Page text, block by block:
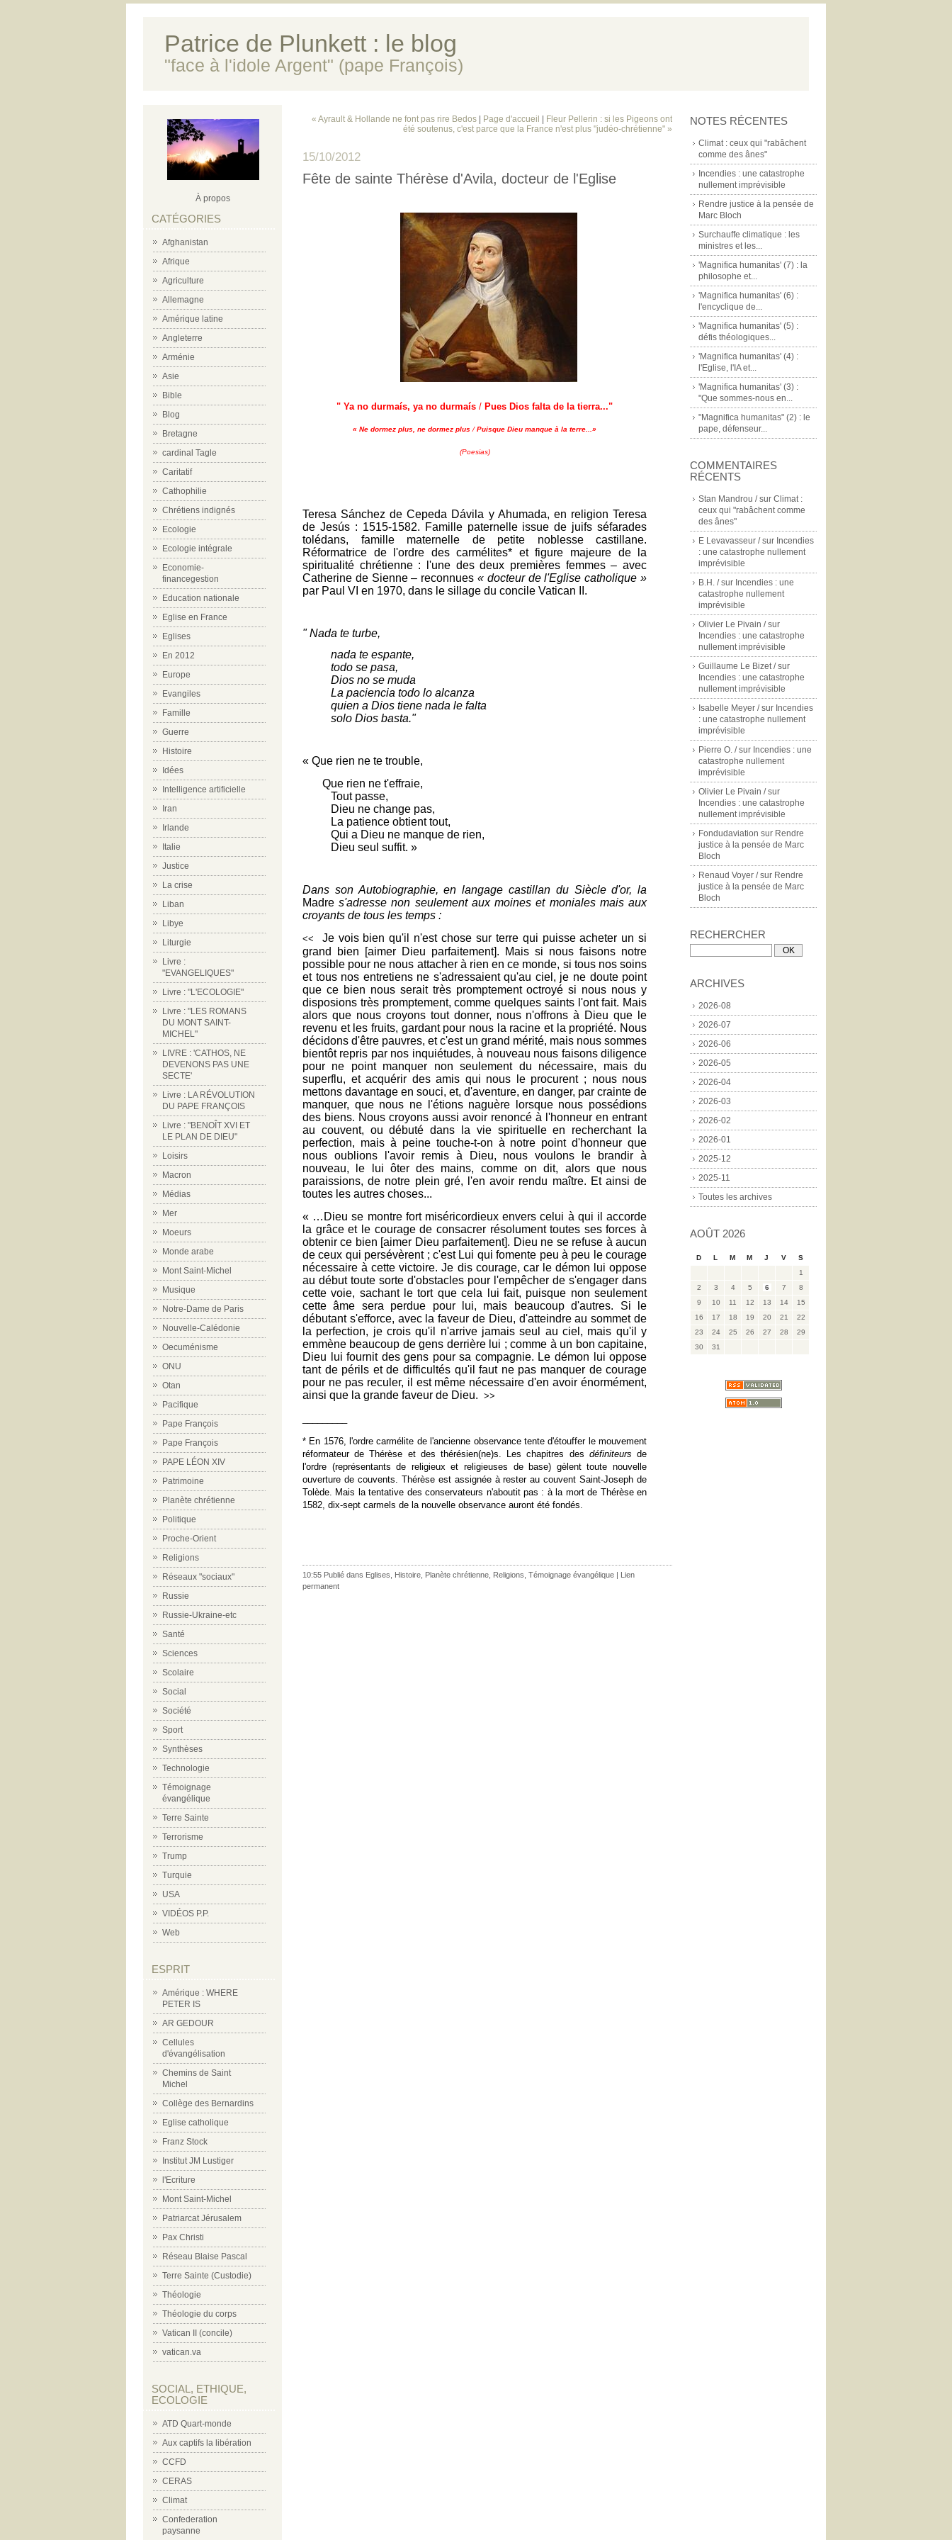
Patrice de Plunkett : le blog
"face à l'idole Argent" (pape François)
À propos
CATÉGORIES
Afghanistan
Afrique
Agriculture
Allemagne
Amérique latine
Angleterre
Arménie
Asie
Bible
Blog
Bretagne
cardinal Tagle
Caritatif
Cathophilie
Chrétiens indignés
Ecologie
Ecologie intégrale
Economie-
financegestion
Education nationale
Eglise en France
Eglises
En 2012
Europe
Evangiles
Famille
Guerre
Histoire
Idées
Intelligence artificielle
Iran
Irlande
Italie
Justice
La crise
Liban
Libye
Liturgie
Livre :
"EVANGELIQUES"
Livre : "L'ECOLOGIE"
Livre : "LES ROMANS
DU MONT SAINT-
MICHEL"
LIVRE : 'CATHOS, NE
DEVENONS PAS UNE
SECTE'
Livre : LA RÉVOLUTION
DU PAPE FRANÇOIS
Livre : "BENOÎT XVI ET
LE PLAN DE DIEU"
Loisirs
Macron
Médias
Mer
Moeurs
Monde arabe
Mont Saint-Michel
Musique
Notre-Dame de Paris
Nouvelle-Calédonie
Oecuménisme
ONU
Otan
Pacifique
Pape François
Pape François
PAPE LÉON XIV
Patrimoine
Planète chrétienne
Politique
Proche-Orient
Religions
Réseaux "sociaux"
Russie
Russie-Ukraine-etc
Santé
Sciences
Scolaire
Social
Société
Sport
Synthèses
Technologie
Témoignage
évangélique
Terre Sainte
Terrorisme
Trump
Turquie
USA
VIDÉOS P.P.
Web
ESPRIT
Amérique : WHERE
PETER IS
AR GEDOUR
Cellules
d'évangélisation
Chemins de Saint
Michel
Collège des Bernardins
Eglise catholique
Franz Stock
Institut JM Lustiger
l'Ecriture
Mont Saint-Michel
Patriarcat Jérusalem
Pax Christi
Réseau Blaise Pascal
Terre Sainte (Custodie)
Théologie
Théologie du corps
Vatican II (concile)
vatican.va
SOCIAL, ETHIQUE,
ECOLOGIE
ATD Quart-monde
Aux captifs la libération
CCFD
CERAS
Climat
Confederation
paysanne
NOTES RÉCENTES
Climat : ceux qui "rabâchent
comme des ânes"
Incendies : une catastrophe
nullement imprévisible
Rendre justice à la pensée de
Marc Bloch
Surchauffe climatique : les
ministres et les...
'Magnifica humanitas' (7) : la
philosophe et...
'Magnifica humanitas' (6) :
l'encyclique de...
'Magnifica humanitas' (5) :
défis théologiques...
'Magnifica humanitas' (4) :
l'Eglise, l'IA et...
'Magnifica humanitas' (3) :
"Que sommes-nous en...
"Magnifica humanitas" (2) : le
pape, défenseur...
COMMENTAIRES
RÉCENTS
Stan Mandrou /sur Climat :
ceux qui "rabâchent comme
des ânes"
E Levavasseur /sur Incendies
: une catastrophe nullement
imprévisible
B.H. /sur Incendies : une
catastrophe nullement
imprévisible
Olivier Le Pivain /sur
Incendies : une catastrophe
nullement imprévisible
Guillaume Le Bizet /sur
Incendies : une catastrophe
nullement imprévisible
Isabelle Meyer /sur Incendies
: une catastrophe nullement
imprévisible
Pierre O. /sur Incendies : une
catastrophe nullement
imprévisible
Olivier Le Pivain /sur
Incendies : une catastrophe
nullement imprévisible
Fondudaviation sur Rendre
justice à la pensée de Marc
Bloch
Renaud Voyer /sur Rendre
justice à la pensée de Marc
Bloch
RECHERCHER
ARCHIVES
2026-08
2026-07
2026-06
2026-05
2026-04
2026-03
2026-02
2026-01
2025-12
2025-11
Toutes les archives
AOÛT 2026
D L M M J V
S
1
2
3 4 5 6 7
8
9
10 11 12 13 14
15
16
17 18 19 20 21
22
23
24 25 26 27 28
29
30
31
« Ayrault & Hollande ne font pas rire Bedos Page d'accueil
Fleur Pellerin : si les Pigeons ont
été soutenus, c'est parce que la France n'est plus "judéo-chrétienne" »
15/10/2012
Fête de sainte Thérèse d'Avila, docteur de l'Eglise
" Ya no durmaís, ya nodurmaís / Pues Dios falta de la tierra..."
« Ne dormez plus, ne dormez plus /Puisque Dieu manque à la terre...»
(Poesias)
Teresa Sánchez de Cepeda Dávila y Ahumada, en religion Teresa
de Jesús : 1515-1582. Famille paternelle issue de juifs séfarades
tolédans, famille maternelle de petite noblesse castillane.
Réformatrice de l'ordre des carmélites* et figure majeure de la
spiritualité chrétienne : l'une des deux premières femmes – avec
Catherine de Sienne – reconnues« docteur de l'Eglise catholique »
par Paul VI en 1970, dans le sillage du concile Vatican II.
"Nada te turbe,
nada te espante,
todo se pasa,
Dios no se muda
La paciencia todo lo alcanza
quien a Dios tiene nada le falta
solo Dios basta."
« Que rien ne te trouble,
Que rien ne t'effraie,
Tout passe,
Dieu ne change pas,
La patience obtient tout,
Qui a Dieu ne manque de rien,
Dieu seul suffit. »
Dans son Autobiographie, en langage castillan du Siècle d'or, la
Madre s'adresse non seulement aux moines et moniales mais aux
croyants de tous les temps :
<<
Je vois bien qu'il n'est chose sur terre qui puisse acheter un si
grand bien [aimer Dieu parfaitement]. Mais si nous faisons notre
possible pour ne nous attacher à rien en ce monde, si tous nos soins
et tous nos entretiens ne s'adressaient qu'au ciel, je ne doute point
que ce bien nous serait très promptement octroyé si nous nous y
disposions très promptement, comme quelques saints l'ont fait. Mais
alors que nous croyons tout donner, nous n'offrons à Dieu que le
revenu et les fruits, gardant pour nous la racine et la propriété. Nous
décidons d'être pauvres, et c'est un grand mérité, mais nous sommes
bientôt repris par nos inquiétudes, à nouveau nous faisons diligence
pour ne point manquer non seulement du nécessaire, mais du
superflu, et acquérir des amis qui nous le procurent ; nous nous
mettons davantage en souci, et, d'aventure, en danger, par crainte de
manquer, que nous ne l'étions naguère lorsque nous possédions
des biens. Nous croyons aussi avoir renoncé à l'honneur en entrant
au couvent, ou débuté dans la vie spirituelle en recherchant la
perfection, mais à peine touche-t-on à notre point d'honneur que
nous oublions l'avoir remis à Dieu, nous voulons le brandir à
nouveau, le lui ôter des mains, comme on dit, alors que nous
paraissions, de notre plein gré, l'en avoir rendu maître. Et ainsi de
toutes les autres choses...
« …Dieu se montre fort miséricordieux envers celui à qui il accorde
la grâce et le courage de consacrer résolument toutes ses forces à
obtenir ce bien [aimer Dieu parfaitement]. Dieu ne se refuse à aucun
de ceux qui persévèrent ; c'est Lui qui fomente peu à peu le courage
nécessaire à cette victoire. Je dis courage, car le démon lui oppose
au début toute sorte d'obstacles pour l'empêcher de s'engager dans
cette voie, sachant le tort que cela lui fait, puisque non seulement
cette âme sera perdue pour lui, mais beaucoup d'autres. Si le
débutant s'efforce, avec la faveur de Dieu, d'atteindre au sommet de
la perfection, je crois qu'il n'arrive jamais seul au ciel, mais qu'il y
emmène beaucoup de gens derrière lui ; comme à un bon capitaine,
Dieu lui fournit des gens pour sa compagnie. Le démon lui oppose
tant de périls et de difficultés qu'il faut ne pas manquer de courage
pour ne pas reculer, il est même nécessaire d'en avoir énormément,
ainsi que la grande faveur de Dieu. >>
* En 1576, l'ordre carmélite de l'ancienne observance tente d'étouffer le mouvement
réformateur de Thérèse et des thérésien(ne)s. Les chapitres des définiteurs de
l'ordre (représentants de religieux et religieuses de base) gèlent toute nouvelle
ouverture de couvents. Thérèse est assignée à rester au couvent Saint-Joseph de
Tolède. Mais la tentative des conservateurs n'aboutit pas : à la mort de Thérèse en
1582, dix-sept carmels de la nouvelle observance auront été fondés.
10:55 Publié dans Eglises Histoire Planète chrétienne Religions Témoignage évangélique | Lien
permanent